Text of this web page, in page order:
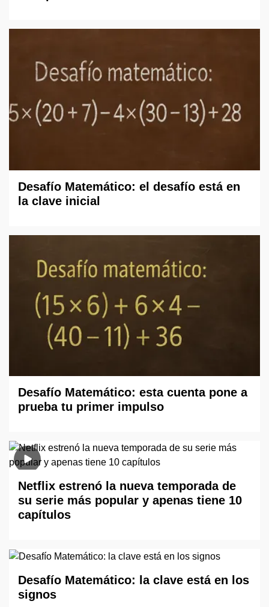
Desafío Matemático: el desafío está en
la clave inicial
Desafío Matemático: esta cuenta pone a
prueba tu primer impulso
Netflix estrenó la nueva temporada de
su serie más popular y apenas tiene 10
capítulos
Desafío Matemático: la clave está en los
signos